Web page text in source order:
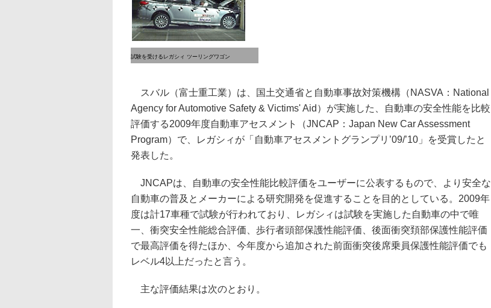
試験を受けるレガシィ ツーリングワゴン
スバル（富士重工業）は、国土交通省と自動車事故対策機構（NASVA：National
Agency for Automotive Safety & Victims' Aid）が実施した、自動車の安全性能を比較
評価する2009年度自動車アセスメント（JNCAP：Japan New Car Assessment
Program）で、レガシィが「自動車アセスメントグランプリ’09/’10」を受賞したと
発表した。
JNCAPは、自動車の安全性能比較評価をユーザーに公表するもので、より安全な
自動車の普及とメーカーによる研究開発を促進することを目的としている。2009年
度は計17車種で試験が行われており、レガシィは試験を実施した自動車の中で唯
一、衝突安全性能総合評価、歩行者頭部保護性能評価、後面衝突頚部保護性能評価
で最高評価を得たほか、今年度から追加された前面衝突後席乗員保護性能評価でも
レベル4以上だったと言う。
主な評価結果は次のとおり。